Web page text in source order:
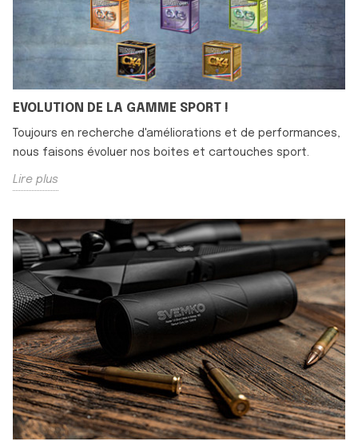
EVOLUTION DE LA GAMME SPORT !
Toujours en recherche d'améliorations et de performances,
nous faisons évoluer nos boites et cartouches sport.
Lire plus